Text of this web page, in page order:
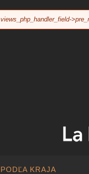
views_php_handler_field-
PODĽA KRAJA